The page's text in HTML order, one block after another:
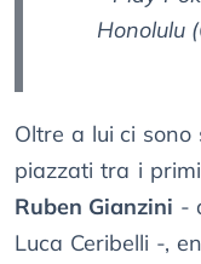
Honolulu
Oltre a lui ci
piazzati tra i
Ruben Gianzini -
Luca Ceribelli -,